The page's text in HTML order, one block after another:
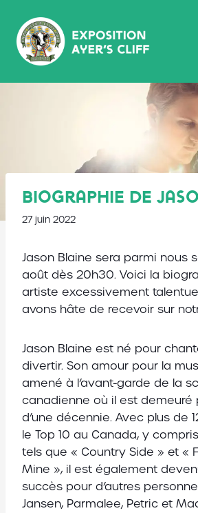
content
Biographie de
27 juin 2022
Jason Blaine sera parmi nous
août dès 20h30. Voici la
artiste excessivement
avons hâte de recevoir sur
Jason Blaine est né pour
divertir. Son amour pour la
amené à l’avant-garde de la
canadienne où il est demeuré
d’une décennie. Avec plus de
le Top 10 au Canada, y
tels que « Country Side » et «
Mine », il est également
succès pour d’autres
Jansen, Parmalee, Petric et